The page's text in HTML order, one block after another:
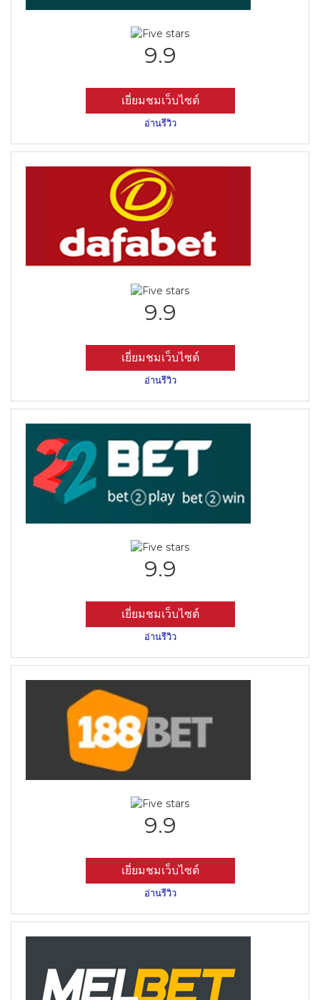
9.9
เยี่ยมชมเว็บไซต์
อ่านรีวิว
9.9
เยี่ยมชมเว็บไซต์
อ่านรีวิว
9.9
เยี่ยมชมเว็บไซต์
อ่านรีวิว
9.9
เยี่ยมชมเว็บไซต์
อ่านรีวิว